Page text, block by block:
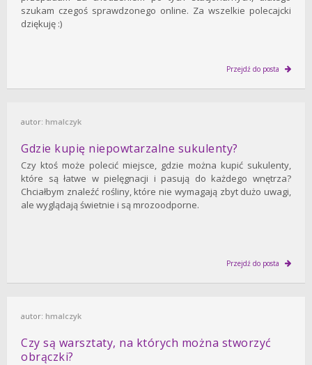
szukam czegoś sprawdzonego online. Za wszelkie polecajcki
dziękuję :)
Przejdź do posta
autor: hmalczyk
Gdzie kupię niepowtarzalne sukulenty?
Czy ktoś może polecić miejsce, gdzie można kupić sukulenty,
które są łatwe w pielęgnacji i pasują do każdego wnętrza?
Chciałbym znaleźć rośliny, które nie wymagają zbyt dużo uwagi,
ale wyglądają świetnie i są mrozoodporne.
Przejdź do posta
autor: hmalczyk
Czy są warsztaty, na których można stworzyć
obrączki?